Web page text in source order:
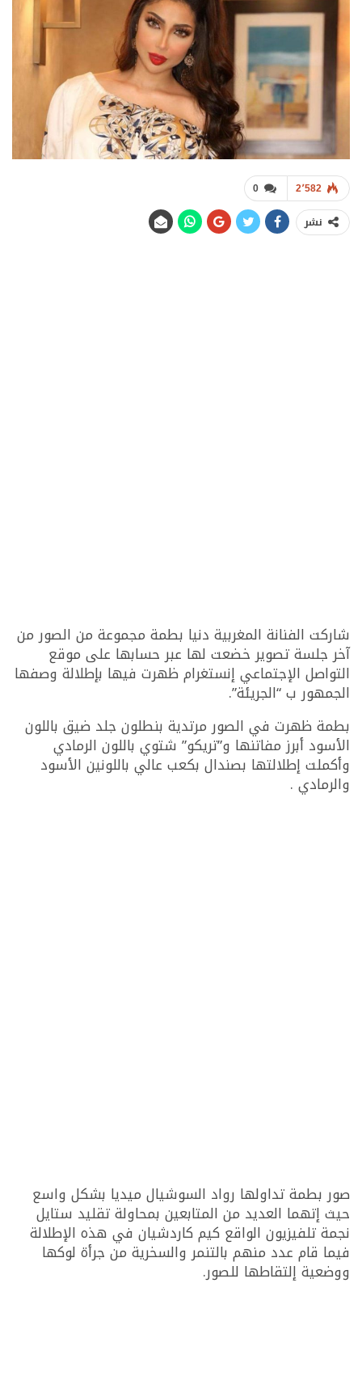
0 2٬582
نشر
شاركت الفنانة المغربية دنيا بطمة مجموعة من الصور من
آخر جلسة تصوير خضعت لها عبر حسابها على موقع
التواصل الإجتماعي إنستغرام ظهرت فيها بإطلالة وصفها
الجمهور ب “الجريئة”.
بطمة ظهرت في الصور مرتدية بنطلون جلد ضيق باللون
الأسود أبرز مفاتنها و”تريكو” شتوي باللون الرمادي
وأكملت إطلالتها بصندال بكعب عالي باللونين الأسود
والرمادي .
صور بطمة تداولها رواد السوشيال ميديا بشكل واسع
حيث إتهما العديد من المتابعين بمحاولة تقليد ستايل
نجمة تلفيزيون الواقع كيم كاردشيان في هذه الإطلالة
فيما قام عدد منهم بالتنمر والسخرية من جرأة لوكها
ووضعية إلتقاطها للصور.